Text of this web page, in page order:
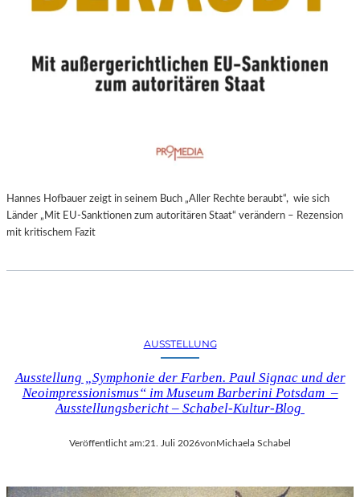
Hannes Hofbauer zeigt in seinem Buch „Aller Rechte beraubt“, wie sich
Länder „Mit EU-Sanktionen zum autoritären Staat“ verändern – Rezension
mit kritischem Fazit
AUSSTELLUNG
Ausstellung „Symphonie der Farben. Paul Signac und der
Neoimpressionismus“ im Museum Barberini Potsdam –
Ausstellungsbericht – Schabel-Kultur-Blog
Veröffentlicht am:21. Juli 2026von Michaela Schabel